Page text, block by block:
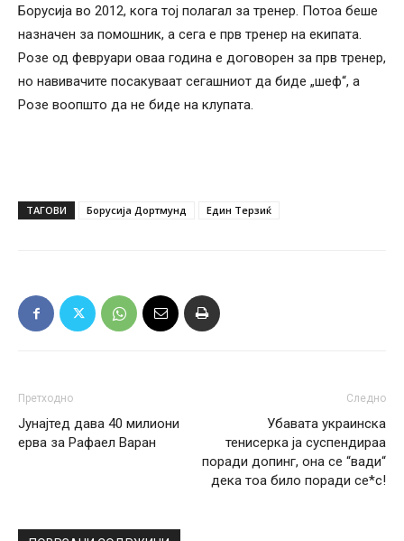
Борусија во 2012, кога тој полагал за тренер. Потоа беше
назначен за помошник, а сега е прв тренер на екипата.
Розе од февруари оваа година е договорен за прв тренер,
но навивачите посакуваат сегашниот да биде „шеф“, а
Розе воопшто да не биде на клупата.
ТАГОВИ Борусија Дортмунд Един Терзиќ
Претходно
Јунајтед дава 40 милиони
ерва за Рафаел Варан
Следно
Убавата украинска
тенисерка ја суспендираа
поради допинг, она се “вади“
дека тоа било поради се*с!